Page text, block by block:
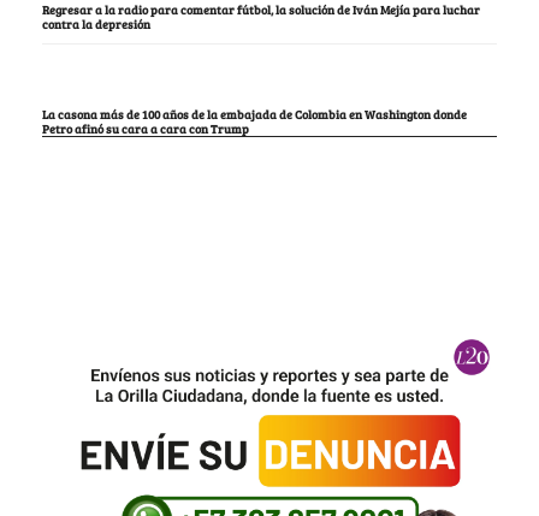
Regresar a la radio para comentar fútbol, la solución de Iván Mejía para luchar
contra la depresión
La casona más de 100 años de la embajada de Colombia en Washington donde
Petro afinó su cara a cara con Trump